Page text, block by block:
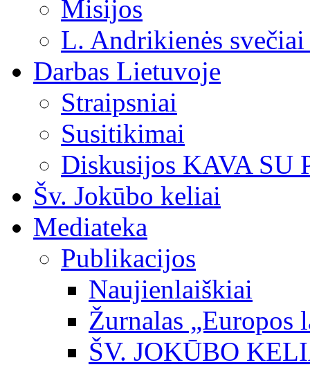
Misijos
L. Andrikienės
Darbas Lietuvoje
Straipsniai
Susitikimai
Diskusijos KAVA SU
Šv. Jokūbo keliai
Mediateka
Publikacijos
Naujienlaiškiai
Žurnalas „Europos
ŠV. JOKŪBO